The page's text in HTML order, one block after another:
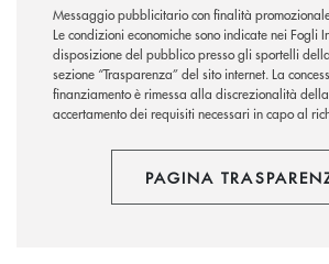
Messaggio pubblicitario con finalità
Le condizioni economiche sono indicate nei Fogli
disposizione del pubblico presso gli sportelli
sezione “Trasparenza” del sito internet.La
finanziamento è rimessa alla discrezionalità
accertamento dei requisiti necessari in capo al
PAGINA